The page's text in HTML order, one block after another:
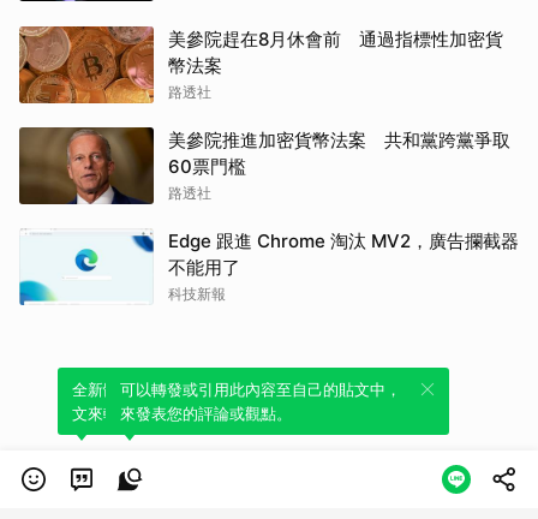
美參院趕在8月休會前 通過指標性加密貨
幣法案
路透社
美參院推進加密貨幣法案 共和黨跨黨爭取
60票門檻
路透社
Edge 跟進 Chrome 淘汰 MV2，廣告攔截器
不能用了
科技新報
全新體驗！一鍵引用此內容，透過發布貼
文來輕鬆表達個人立場。
可以轉發或引用此內容至自己的貼文中，
來發表您的評論或觀點。